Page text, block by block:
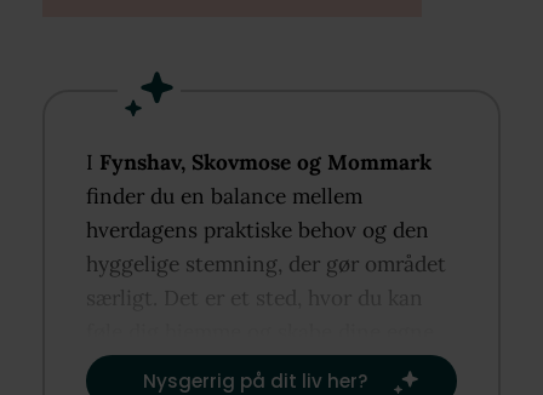
I Fynshav, Skovmose og Mommark
finder du en balance mellem
hverdagens praktiske behov og den
hyggelige stemning, der gør området
særligt. Det er et sted, hvor du kan
rutiner og traditioner.​
Nysgerrig på dit liv her?​